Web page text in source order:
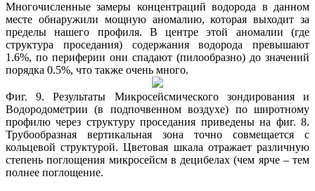
Многочисленные замеры концентраций водорода в данном
месте обнаружили мощную аномалию, которая выходит за
пределы нашего профиля. В центре этой аномалии (где
структура проседания) содержания водорода превышают
1.6%, по периферии они спадают (пилообразно) до значений
порядка 0.5%, что также очень много.
Фиг. 9. Результаты Микросейсмического зондирования и
Водородометрии (в подпочвенном воздухе) по широтному
профилю через структуру проседания приведены на фиг. 8.
Трубообразная вертикальная зона точно совмещается с
кольцевой структурой. Цветовая шкала отражает различную
степень поглощения микросейсм в децибелах (чем ярче – тем
полнее поглощение.